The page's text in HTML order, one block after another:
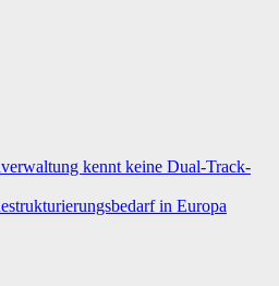
kennt keine Dual-Track-
in Europa